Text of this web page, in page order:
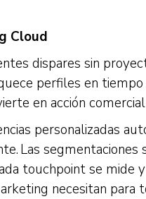
Cloud
dispares sin
perfiles en tiempo
en acción
personalizadas
Las segmentaciones
touchpoint se mide
necesitan para